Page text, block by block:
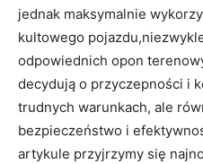
jednak maksymalnie
kultowego
odpowiednich ⁢opon
decydują o przyczepności‍ i
trudnych warunkach, ale
bezpieczeństwo i
artykule przyjrzymy się